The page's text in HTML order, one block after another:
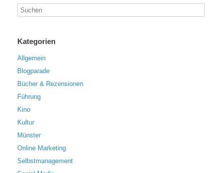
Kategorien
Allgemein
Blogparade
Bücher & Rezensionen
Führung
Kino
Kultur
Münster
Online Marketing
Selbstmanagement